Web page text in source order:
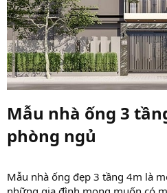
Mẫu nhà ống 3
phòng ngủ​
Mẫu nhà ống đẹp 3 tầng 4m là